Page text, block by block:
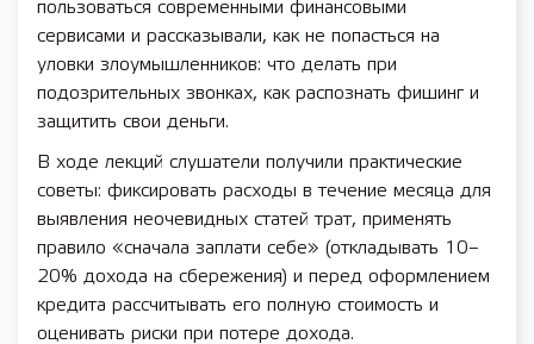
пользоваться современными финансовыми
сервисами и рассказывали, как не попасться на
уловки злоумышленников: что делать при
подозрительных звонках, как распознать фишинг и
защитить свои деньги.
В ходе лекций слушатели получили практические
советы: фиксировать расходы в течение месяца для
выявления неочевидных статей трат, применять
правило «сначала заплати себе» (откладывать 10–
20% дохода на сбережения) и перед оформлением
кредита рассчитывать его полную стоимость и
оценивать риски при потере дохода.